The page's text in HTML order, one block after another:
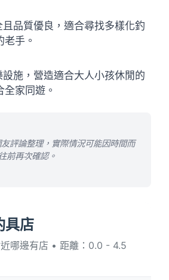
品質優良，適合尋找多樣化釣
手。
施，營造適合大人小孩休閒的
家同遊。
評論整理，實際情況可能因時間而
前再次確認。
具店
哪邊有店 • 距離：0.0 - 4.5